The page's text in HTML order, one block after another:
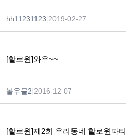
hh11231123 2019-02-27
[할로윈]와우~~
볼우물2 2016-12-07
[할로윈]제2회 우리동네 할로윈파티